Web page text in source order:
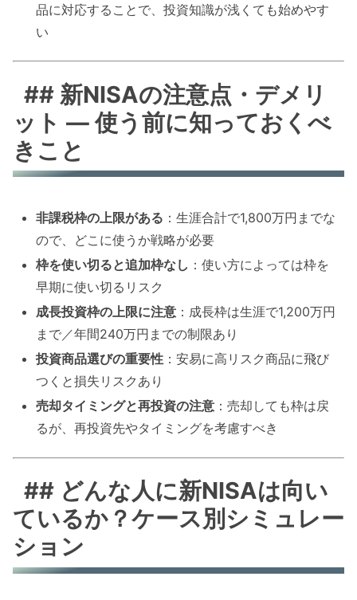
品に対応することで、投資知識が浅くても始めやす
い
## 新NISAの注意点・デメリ
ット — 使う前に知っておくべ
きこと
非課税枠の上限がある ：生涯合計で1,800万円までな
ので、どこに使うか戦略が必要
枠を使い切ると追加枠なし ：使い方によっては枠を
早期に使い切るリスク
成長投資枠の上限に注意 ：成長枠は生涯で1,200万円
まで／年間240万円までの制限あり
投資商品選びの重要性 ：安易に高リスク商品に飛び
つくと損失リスクあり
売却タイミングと再投資の注意 ：売却しても枠は戻
るが、再投資先やタイミングを考慮すべき
## どんな人に新NISAは向い
ているか？ケース別シミュレー
ション